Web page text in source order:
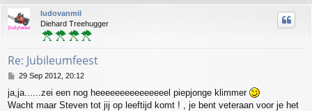
p
ludovanmil
Diehard Treehugger
Re: Jubileumfeest
P
s
t
29 Sep 2012, 20:12
ja,ja......zei een nog heeeeeeeeeeeeeeel piepjonge klimmer
Wacht maar Steven tot jij op leeftijd komt ! , je bent veteraan voor je het